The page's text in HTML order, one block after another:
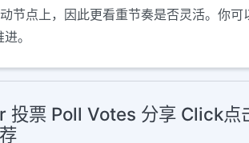
点上，因此更看重节奏是否灵活。你可
。
投票 Poll Votes 分享 Click点